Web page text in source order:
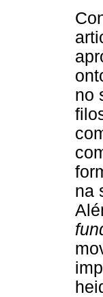
no
na